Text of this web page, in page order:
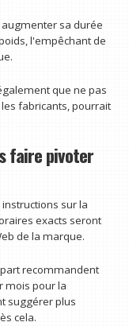
sa durée
l'empêchant de
que ne pas
fabricants, pourrait
faire pivoter
sur la
exacts seront
de la marque.
recommandent
mois pour la
suggérer plus
cela.